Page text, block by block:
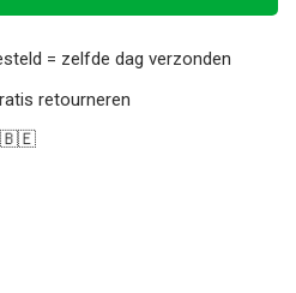
= zelfde dag verzonden
retourneren